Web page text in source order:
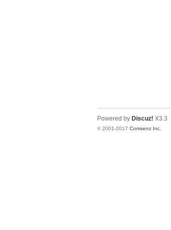
Powered by Discuz! X3.3
© 2001-2017 Comsenz Inc.